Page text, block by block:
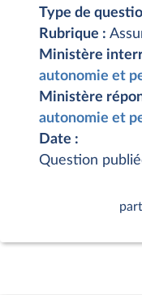
Type de
Rubrique :
Ministère
autonomie et
Ministère
autonomie et
Date :
Question